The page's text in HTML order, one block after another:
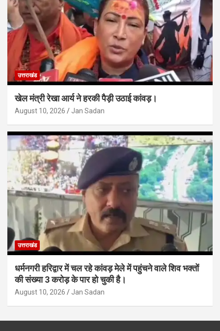
उत्तराखंड
खेल मंत्री रेखा आर्य ने हरकी पैड़ी उठाई कांवड़।
August 10, 2026 Jan Sadan
उत्तराखंड
धर्मनगरी हरिद्वार में चल रहे कांवड़ मेले में पहुंचने वाले शिव भक्तों
की संख्या 3 करोड़ के पार हो चुकी है।
August 10, 2026 Jan Sadan